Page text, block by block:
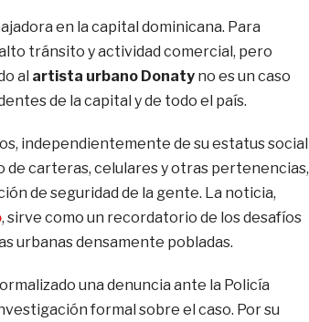
en la capital dominicana. Para
tránsito y actividad comercial, pero
al artista urbano Donatyno es un caso
de la capital y de todo el país.
independientemente de su estatus social
carteras, celulares y otras pertenencias,
de seguridad de la gente. La noticia,
, sirve como un recordatorio de los desafíos
urbanas densamente pobladas.
una denuncia ante la Policía
formal sobre el caso. Por su